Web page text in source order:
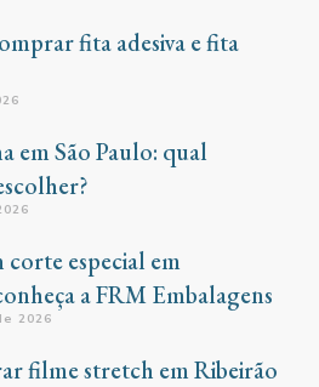
fita adesiva e fita
em São Paulo: qual
especial em
a FRM Embalagens
2026
filme stretch em Ribeirão